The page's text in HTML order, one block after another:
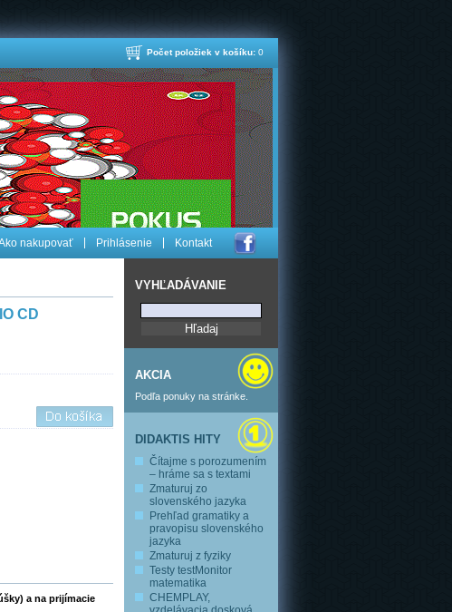
Počet položiek v košíku: 0
nakupovať Prihlásenie Kontakt
VYHĽADÁVANIE
AKCIA
Podľa ponuky na stránke.
DIDAKTIS HITY
Čítajme s porozumením
– hráme sa s textami
Zmaturuj zo
slovenského jazyka
Prehľad gramatiky a
pravopisu slovenského
jazyka
Zmaturuj z fyziky
Testy testMonitor
matematika
CHEMPLAY,
CD
a na prijímacie